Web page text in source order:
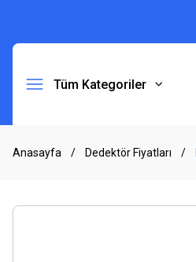
Tüm Kategoriler
Anasayfa Dedektör Fiyatları